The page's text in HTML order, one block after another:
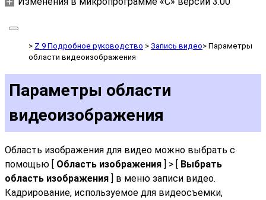
Z 9 Подробное руководство Запись видео
Параметры
области видеоизображения
Параметры области
видеоизображения
Область изображения для видео можно выбрать с
помощью [ Область изображения ] > [ Выбрать
область изображения ] в меню записи видео.
Кадрирование, используемое для видеосъемки,